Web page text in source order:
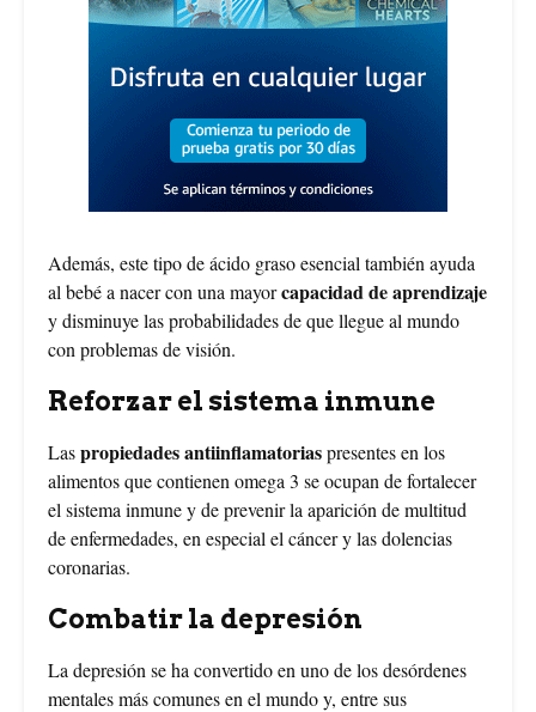
Además, este tipo de ácido graso esencial también ayuda
al bebé a nacer con una mayorcapacidad de aprendizaje
y disminuye las probabilidades de que llegue al mundo
con problemas de visión.
Reforzar el sistema inmune
Laspropiedades antiinflamatoriaspresentes en los
alimentos que contienen omega 3 se ocupan de fortalecer
el sistema inmune y de prevenir la aparición de multitud
de enfermedades, en especial el cáncer y las dolencias
coronarias.
Combatir la depresión
La depresión se ha convertido en uno de los desórdenes
mentales más comunes en el mundo y, entre sus